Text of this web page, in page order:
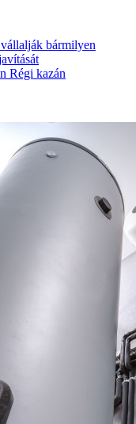
bármilyen
Régi kazán